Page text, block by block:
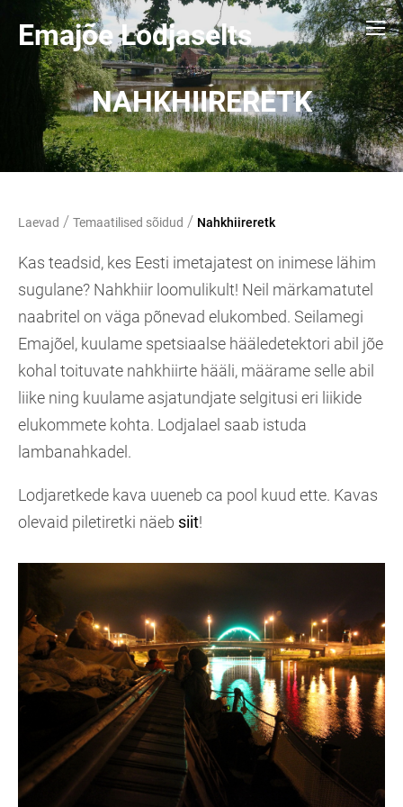
Emajõe Lodjaselts
NAHKHIIRERETK
Laevad / Temaatilised sõidud / Nahkhiireretk
Kas teadsid, kes Eesti imetajatest on inimese lähim
sugulane? Nahkhiir loomulikult! Neil märkamatutel
naabritel on väga põnevad elukombed. Seilamegi
Emajõel, kuulame spetsiaalse hääledetektori abil jõe
kohal toituvate nahkhiirte hääli, määrame selle abil
liike ning kuulame asjatundjate selgitusi eri liikide
elukommete kohta. Lodjalael saab istuda
lambanahkadel.
Lodjaretkede kava uueneb ca pool kuud ette. Kavas
olevaid piletiretki näeb siit!